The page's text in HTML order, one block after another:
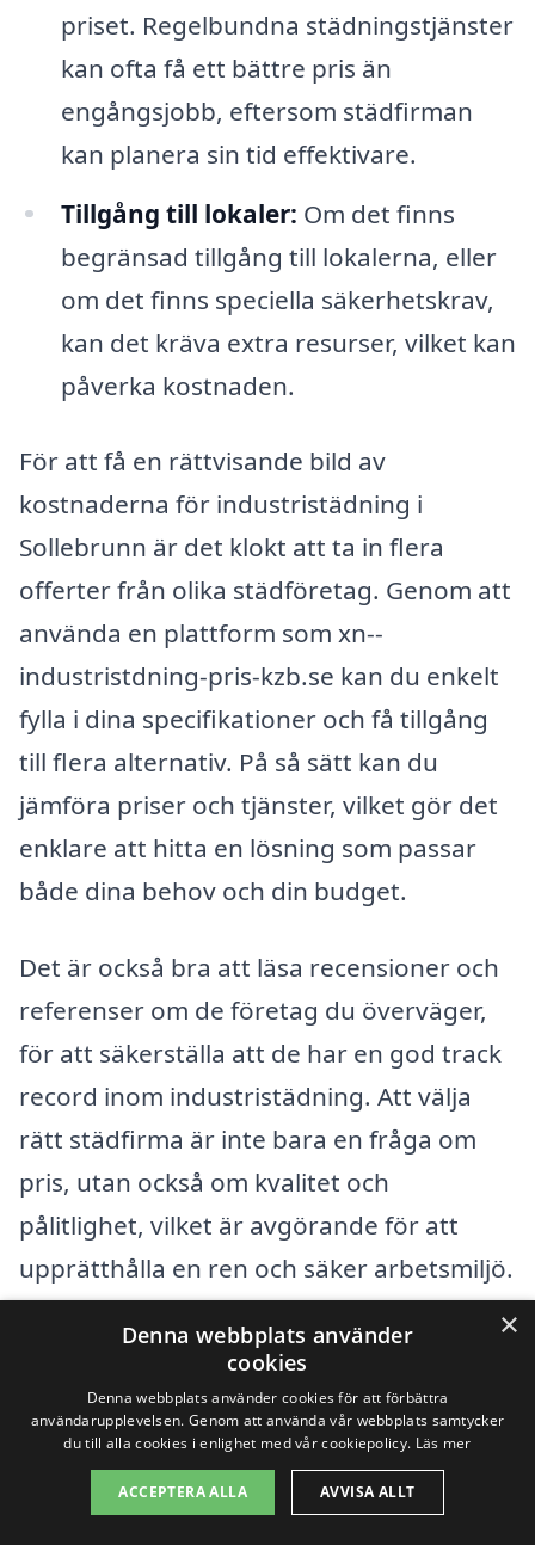
priset. Regelbundna städningstjänster
kan ofta få ett bättre pris än
engångsjobb, eftersom städfirman
kan planera sin tid effektivare.
Tillgång till lokaler: Om det finns
begränsad tillgång till lokalerna, eller
om det finns speciella säkerhetskrav,
kan det kräva extra resurser, vilket kan
påverka kostnaden.
För att få en rättvisande bild av
kostnaderna för industristädning i
Sollebrunn är det klokt att ta in flera
offerter från olika städföretag. Genom att
använda en plattform som xn--
industristdning-pris-kzb.se kan du enkelt
fylla i dina specifikationer och få tillgång
till flera alternativ. På så sätt kan du
jämföra priser och tjänster, vilket gör det
enklare att hitta en lösning som passar
både dina behov och din budget.
Det är också bra att läsa recensioner och
referenser om de företag du överväger,
för att säkerställa att de har en god track
record inom industristädning. Att välja
rätt städfirma är inte bara en fråga om
pris, utan också om kvalitet och
pålitlighet, vilket är avgörande för att
upprätthålla en ren och säker arbetsmiljö.
Få 3 erbjudanden, gratis och utan
förpliktelser
Sök efter en
×
Denna webbplats använder
cookies
Denna webbplats använder cookies för att förbättra
användarupplevelsen. Genom att använda vår webbplats samtycker
du till alla cookies i enlighet med vår cookiepolicy. Läs mer
ACCEPTERA ALLA AVVISA ALLT